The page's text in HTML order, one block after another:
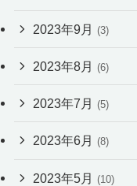
2023年9月 (3)
2023年8月 (6)
2023年7月 (5)
2023年6月 (8)
2023年5月 (10)